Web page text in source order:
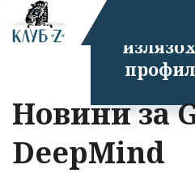
Новини за
DeepMind